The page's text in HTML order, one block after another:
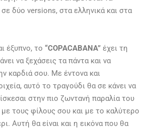
δύο versions, στα ελληνικά και στα
έξυπνο, το “COPACABANA” έχει τη
να ξεχάσεις τα πάντα και να
καρδιά σου. Με έντονα και
αυτό το τραγούδι θα σε κάνει να
στην πιο ζωντανή παραλία του
τους φίλους σου και με το καλύτερο
Αυτή θα είναι και η εικόνα που θα